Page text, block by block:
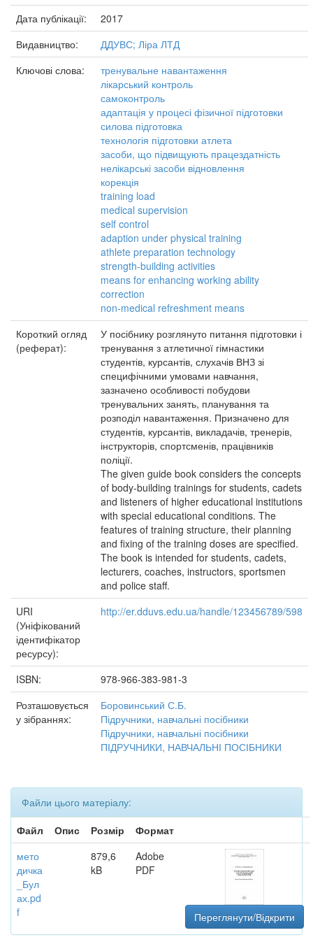
Дата публікації:
2017
Видавництво:
ДДУВС; Ліра ЛТД
Ключові слова:
тренувальне навантаження
лікарський контроль
самоконтроль
адаптація у процесі фізичної підготовки
силова підготовка
технологія підготовки атлета
засоби, що підвищують працездатність
нелікарські засоби відновлення
корекція
training load
medical supervision
self control
adaption under physical training
athlete preparation technology
strength-building activities
means for enhancing working ability
correction
non-medical refreshment means
Короткий огляд
(реферат):
У посібнику розглянуто питання підготовки і
тренування з атлетичної гімнастики
студентів, курсантів, слухачів ВНЗ зі
специфічними умовами навчання,
зазначено особливості побудови
тренувальних занять, планування та
розподіл навантаження. Призначено для
студентів, курсантів, викладачів, тренерів,
інструкторів, спортсменів, працівників
поліції.
The given guide book considers the concepts
of body-building trainings for students, cadets
and listeners of higher educational institutions
with special educational conditions. The
features of training structure, their planning
and fixing of the training doses are specified.
The book is intended for students, cadets,
lecturers, coaches, instructors, sportsmen
and police staff.
URI
(Уніфікований
ідентифікатор
ресурсу):
http://er.dduvs.edu.ua/handle/123456789/598
ISBN:
978-966-383-981-3
Розташовується
у зібраннях:
Боровинський С.Б.
Підручники, навчальні посібники
Підручники, навчальні посібники
ПІДРУЧНИКИ, НАВЧАЛЬНІ ПОСІБНИКИ
Файли цього матеріалу:
Файл
Опис Розмір
Формат
мето
дичка
_Бул
ах.pd
f
879,6
kB
Adobe
PDF
Переглянути/Відкрити